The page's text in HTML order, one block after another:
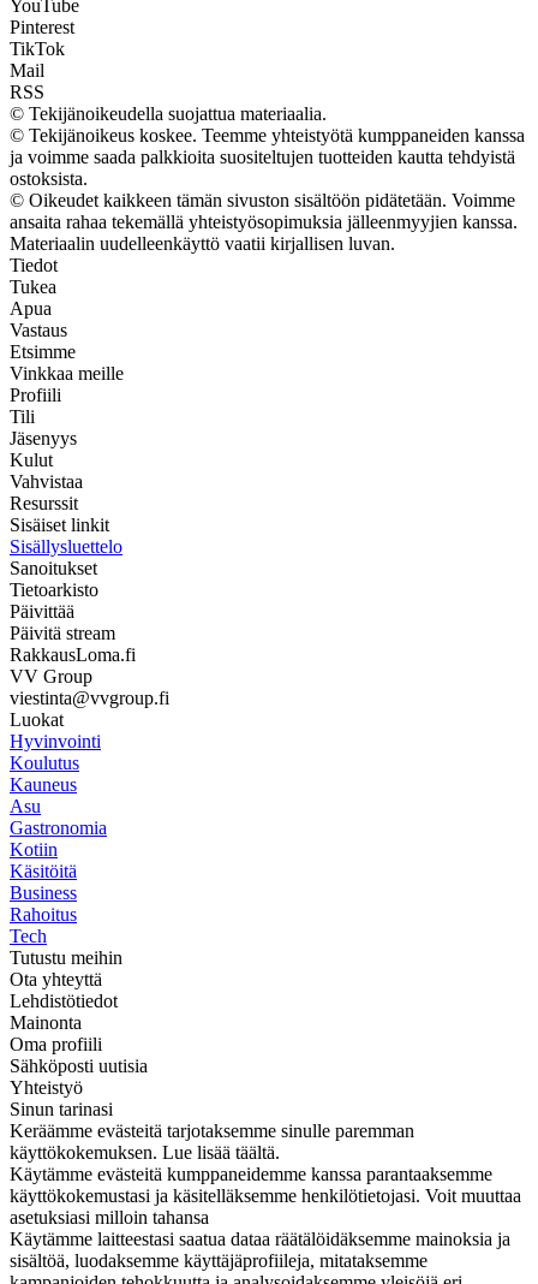
YouTube
Pinterest
TikTok
Mail
RSS
© Tekijänoikeudella suojattua materiaalia.
© Tekijänoikeus koskee. Teemme yhteistyötä kumppaneiden kanssa
ja voimme saada palkkioita suositeltujen tuotteiden kautta tehdyistä
ostoksista.
© Oikeudet kaikkeen tämän sivuston sisältöön pidätetään. Voimme
ansaita rahaa tekemällä yhteistyösopimuksia jälleenmyyjien kanssa.
Materiaalin uudelleenkäyttö vaatii kirjallisen luvan.
Tiedot
Tukea
Apua
Vastaus
Etsimme
Vinkkaa meille
Profiili
Tili
Jäsenyys
Kulut
Vahvistaa
Resurssit
Sisäiset linkit
Sisällysluettelo
Sanoitukset
Tietoarkisto
Päivittää
Päivitä stream
RakkausLoma.fi
VV Group
viestinta@vvgroup.fi
Luokat
Hyvinvointi
Koulutus
Kauneus
Asu
Gastronomia
Kotiin
Käsitöitä
Business
Rahoitus
Tech
Tutustu meihin
Ota yhteyttä
Lehdistötiedot
Mainonta
Oma profiili
Sähköposti uutisia
Yhteistyö
Sinun tarinasi
Keräämme evästeitä tarjotaksemme sinulle paremman
käyttökokemuksen. Lue lisää täältä.
Käytämme evästeitä kumppaneidemme kanssa parantaaksemme
käyttökokemustasi ja käsitelläksemme henkilötietojasi. Voit muuttaa
asetuksiasi milloin tahansa
Käytämme laitteestasi saatua dataa räätälöidäksemme mainoksia ja
sisältöä, luodaksemme käyttäjäprofiileja, mitataksemme